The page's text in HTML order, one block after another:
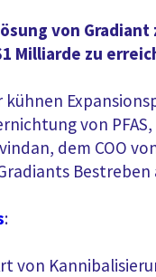
von
Milliarde zu
von PFAS,
dem COO
:
von